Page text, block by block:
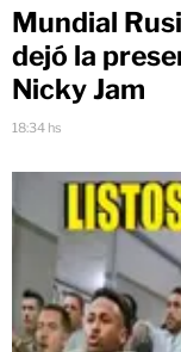
Mundial
dejó la
Nicky Jam
18:34 hs